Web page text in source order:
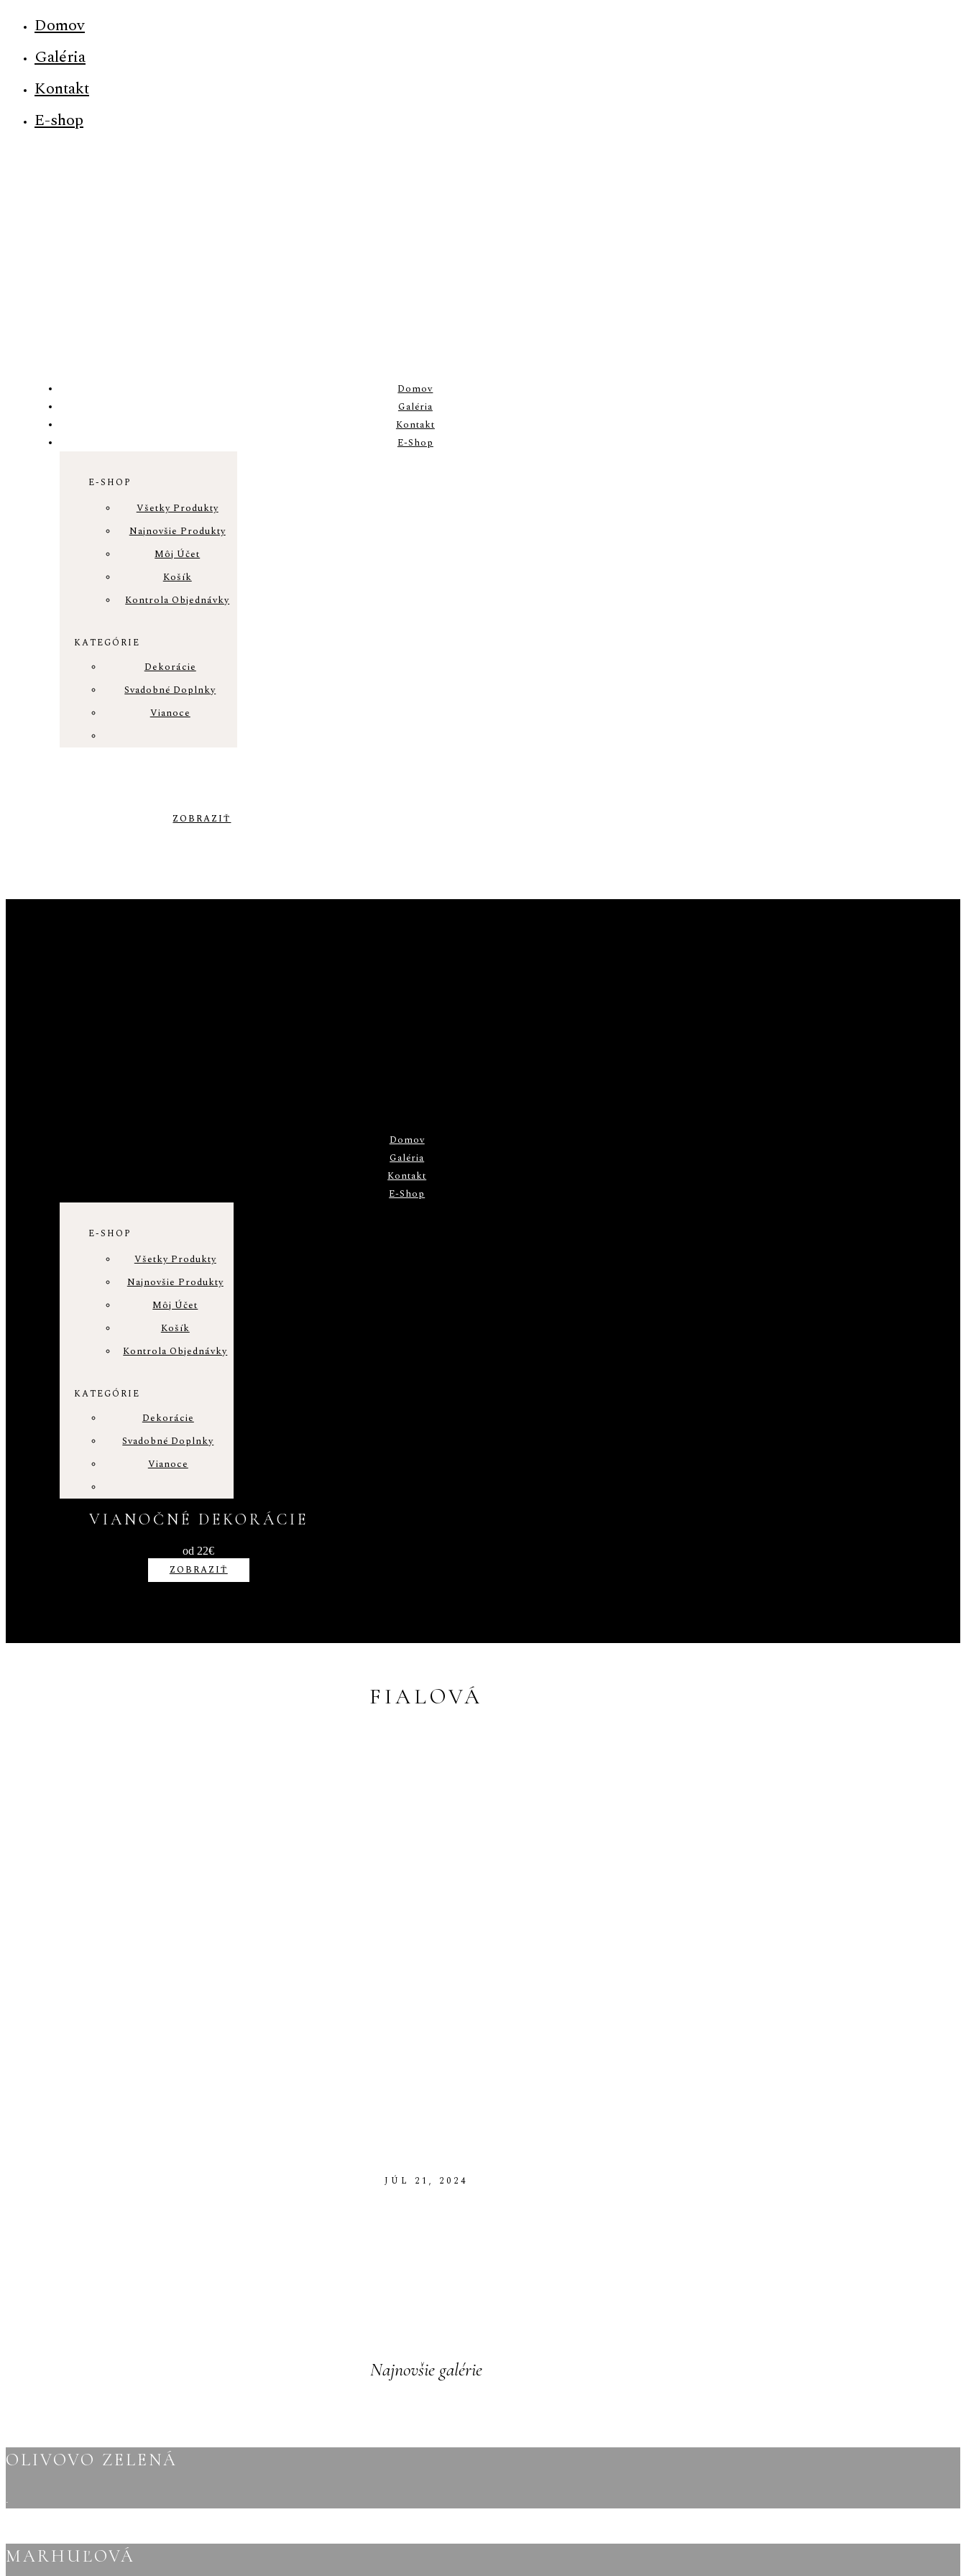
Domov
Galéria
Kontakt
E-shop
Domov
Galéria
Kontakt
E-Shop
E-SHOP
Všetky Produkty
Najnovšie Produkty
Môj Účet
Košík
Kontrola Objednávky
KATEGÓRIE
Dekorácie
Svadobné Doplnky
Vianoce
ZOBRAZIŤ
od 25€
Domov
Galéria
Kontakt
E-Shop
E-SHOP
Všetky Produkty
Najnovšie Produkty
Môj Účet
Košík
Kontrola Objednávky
KATEGÓRIE
Dekorácie
Svadobné Doplnky
Vianoce
VIANOČNÉ DEKORÁCIE
od 22€
ZOBRAZIŤ
FIALOVÁ
JÚL 21, 2024
Najnovšie galérie
OLIVOVO ZELENÁ
.
MARHUĽOVÁ